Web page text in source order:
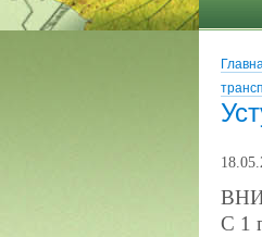
С 1